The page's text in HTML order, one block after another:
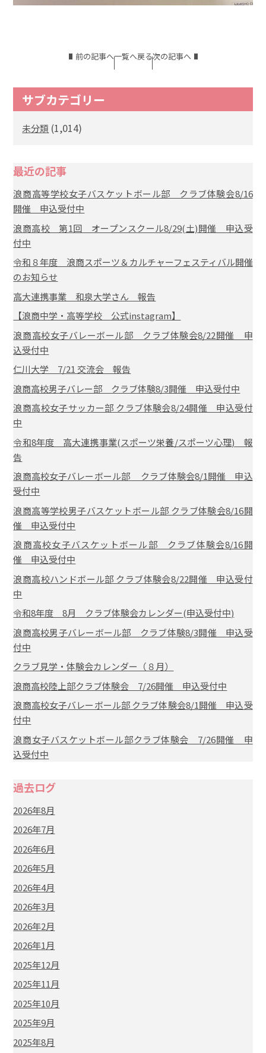
前の記事へ一覧へ戻る次の記事へ
サブカテゴリー
未分類 (1,014)
最近の記事
浪商高等学校女子バスケットボール部 クラブ体験会8/16
開催 申込受付中
浪商高校 第1回 オープンスクール8/29(土)開催 申込受
付中
令和８年度 浪商スポーツ＆カルチャーフェスティバル開催
のお知らせ
高大連携事業 和泉大学さん 報告
【浪商中学・高等学校 公式instagram】
浪商高校女子バレーボール部 クラブ体験会8/22開催 申
込受付中
仁川大学 7/21 交流会 報告
浪商高校男子バレー部 クラブ体験8/3開催 申込受付中
浪商高校女子サッカー部 クラブ体験会8/24開催 申込受付
中
令和8年度 高大連携事業(スポーツ栄養/スポーツ心理) 報
告
浪商高校女子バレーボール部 クラブ体験会8/1開催 申込
受付中
浪商高等学校男子バスケットボール部 クラブ体験会8/16開
催 申込受付中
浪商高校女子バスケットボール部 クラブ体験会8/16開
催 申込受付中
浪商高校ハンドボール部 クラブ体験会8/22開催 申込受付
中
令和8年度 8月 クラブ体験会カレンダー(申込受付中)
浪商高校男子バレーボール部 クラブ体験8/3開催 申込受
付中
クラブ見学・体験会カレンダー（８月）
浪商高校陸上部クラブ体験会 7/26開催 申込受付中
浪商高校女子バレーボール部 クラブ体験会8/1開催 申込受
付中
浪商女子バスケットボール部クラブ体験会 7/26開催 申
込受付中
過去ログ
2026年8月
2026年7月
2026年6月
2026年5月
2026年4月
2026年3月
2026年2月
2026年1月
2025年12月
2025年11月
2025年10月
2025年9月
2025年8月